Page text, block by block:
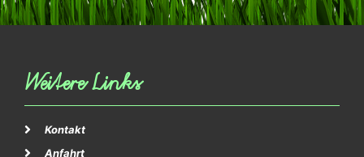
Weitere Links
Kontakt
Anfahrt